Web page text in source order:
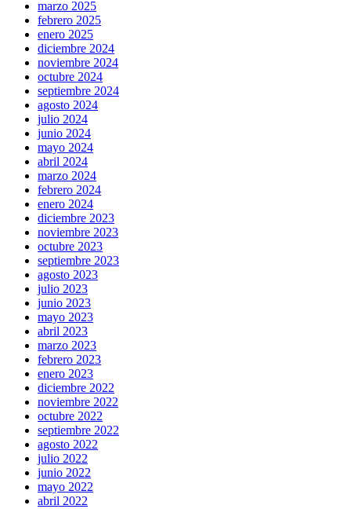
marzo 2025
febrero 2025
enero 2025
diciembre 2024
noviembre 2024
octubre 2024
septiembre 2024
agosto 2024
julio 2024
junio 2024
mayo 2024
abril 2024
marzo 2024
febrero 2024
enero 2024
diciembre 2023
noviembre 2023
octubre 2023
septiembre 2023
agosto 2023
julio 2023
junio 2023
mayo 2023
abril 2023
marzo 2023
febrero 2023
enero 2023
diciembre 2022
noviembre 2022
octubre 2022
septiembre 2022
agosto 2022
julio 2022
junio 2022
mayo 2022
abril 2022